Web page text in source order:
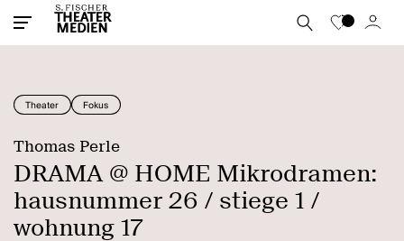
Theater Fokus
Thomas Perle
DRAMA @ HOME Mikrodramen:
hausnummer 26 / stiege 1 /
wohnung 17